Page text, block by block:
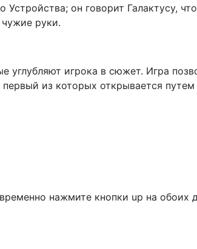
Устройства; он говорит Галактусу,
чужие руки.
углубляют игрока в сюжет. Игра
из которых открывается
нажмите кнопки up на